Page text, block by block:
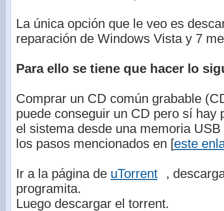
La única opción que le veo es
reparación de Windows Vista y 7
Para ello se tiene que hacer lo
Comprar un CD común grabable
puede conseguir un CD pero sí hay
el sistema desde una memoria
los pasos mencionados en [este
Ir a la página de uTorrent
,
programita.
Luego descargar el torrent.